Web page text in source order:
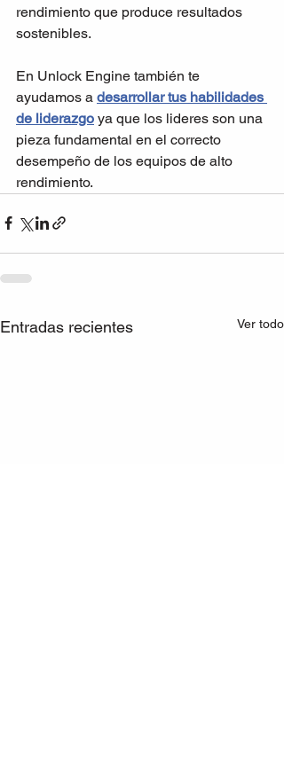
rendimiento que produce resultados
sostenibles.
En Unlock Engine también te
ayudamos a desarrollar tus habilidades
de liderazgo ya que los lideres son una
pieza fundamental en el correcto
desempeño de los equipos de alto
rendimiento.
Entradas recientes Ver todo